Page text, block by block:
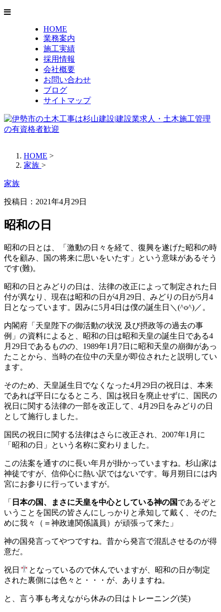
HOME
業務案内
施工実績
採用情報
会社概要
お問い合わせ
ブログ
サイトマップ
HOME >
家族 >
家族
投稿日：2021年4月29日
昭和の日
昭和の日とは、「激動の日々を経て、復興を遂げた昭和の時
代を顧み、国の将来に思いをいたす」という意味があるそう
です(難)。
昭和の日とみどりの日は、法律の改正によって制定された日
付が異なり、現在は昭和の日が4月29日、みどりの日が5月4
日となっています。因みに5月4日は僕の誕生日＼(^o^)／。
内閣府「天皇陛下の御活動の状況 及び摂政等の過去の事
例」の資料によると、昭和の日は昭和天皇の誕生日である4
月29日であるものの、1989年1月7日に昭和天皇の崩御があっ
たことから、当時の在位中の天皇が即位されたと説明してい
ます。
そのため、天皇誕生日でなくなった4月29日の祝日は、本来
であれば平日になるところ、国は祝日を廃止せずに、国民の
祝日に関する法律の一部を改正して、4月29日をみどりの日
として施行しました。
国民の祝日に関する法律はさらに改正され、2007年1月に
「昭和の日」という名称に変わりました。
この法案を通すのに長い年月が掛かっていますね。杉山家は
神徒ですが、信仰心に熱い訳ではないです。毎月朔日には内
宮にお参りに行っていますが。
「 日本の国、まさに天皇を中心としている神の国であるぞと
いうことを国民の皆さんにしっかりと承知して戴く、そのた
めに我々（＝神政連関係議員）が頑張って来た」
神の国発言ってやつですね。昔から発言で混乱させるのが得
意だ。
祝日
となっているので休んでいますが、昭和の日が制定
された裏側には色々と・・・が、ありますね。
と、言う事も考えながら休みの日はトレーニング(笑)